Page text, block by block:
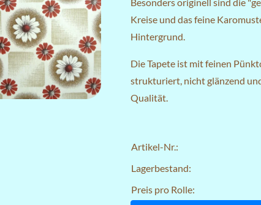
Kreise und das feine
Hintergrund.
Die Tapete ist mit feinen
strukturiert, nicht glänzend
Qualität.
Artikel-Nr.:
Lagerbestand:
Preis pro Rolle: